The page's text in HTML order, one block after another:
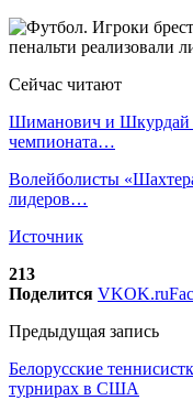
Сейчас читают
Шиманович и Шкурдай
чемпионата…
Волейболисты
лидеров…
Источник
213
Поделится VKOK.ru
Предыдущая запись
Белорусские
турнирах в США